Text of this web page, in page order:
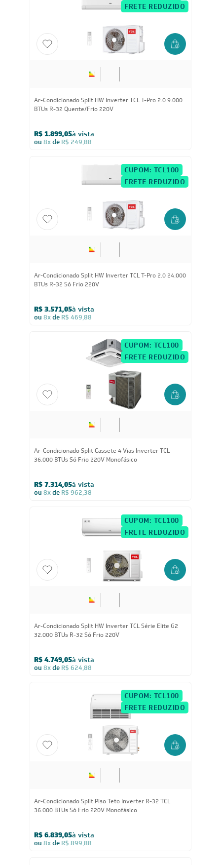
FRETE REDUZIDO
Ar-Condicionado Split HW Inverter TCL T-Pro 2.0 9.000
BTUs R-32 Quente/Frio 220V
R$ 1.899,05à vista
ou 8xde R$ 249,88
CUPOM: TCL100
FRETE REDUZIDO
Ar-Condicionado Split HW Inverter TCL T-Pro 2.0 24.000
BTUs R-32 Só Frio 220V
R$ 3.571,05à vista
ou 8xde R$ 469,88
CUPOM: TCL100
FRETE REDUZIDO
Ar-Condicionado Split Cassete 4 Vias Inverter TCL
36.000 BTUs Só Frio 220V Monofásico
R$ 7.314,05à vista
ou 8xde R$ 962,38
CUPOM: TCL100
FRETE REDUZIDO
Ar-Condicionado Split HW Inverter TCL Série Elite G2
32.000 BTUs R-32 Só Frio 220V
R$ 4.749,05à vista
ou 8xde R$ 624,88
CUPOM: TCL100
FRETE REDUZIDO
Ar-Condicionado Split Piso Teto Inverter R-32 TCL
36.000 BTUs Só Frio 220V Monofásico
R$ 6.839,05à vista
ou 8xde R$ 899,88